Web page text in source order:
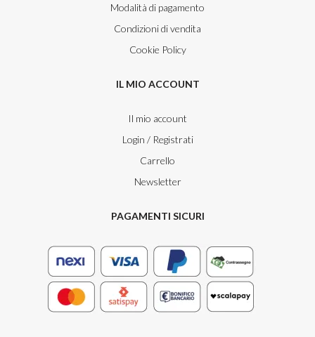
Modalità di pagamento
Condizioni di vendita
Cookie Policy
IL MIO ACCOUNT
Il mio account
Login / Registrati
Carrello
Newsletter
PAGAMENTI SICURI